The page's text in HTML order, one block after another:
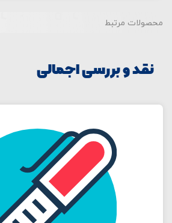
محصولات مرتبط
نقد و بررسی اجمالی